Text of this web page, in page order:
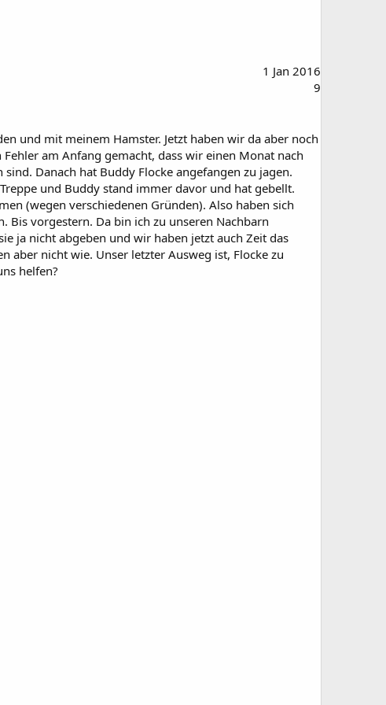
1 Jan 2016
9
und mit meinem Hamster. Jetzt haben wir da aber noch
am Anfang gemacht, dass wir einen Monat nach
Danach hat Buddy Flocke angefangen zu jagen.
und Buddy stand immer davor und hat gebellt.
(wegen verschiedenen Gründen). Also haben sich
vorgestern. Da bin ich zu unseren Nachbarn
ja nicht abgeben und wir haben jetzt auch Zeit das
aber nicht wie. Unser letzter Ausweg ist, Flocke zu
helfen?